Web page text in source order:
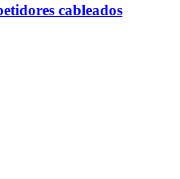
cableados